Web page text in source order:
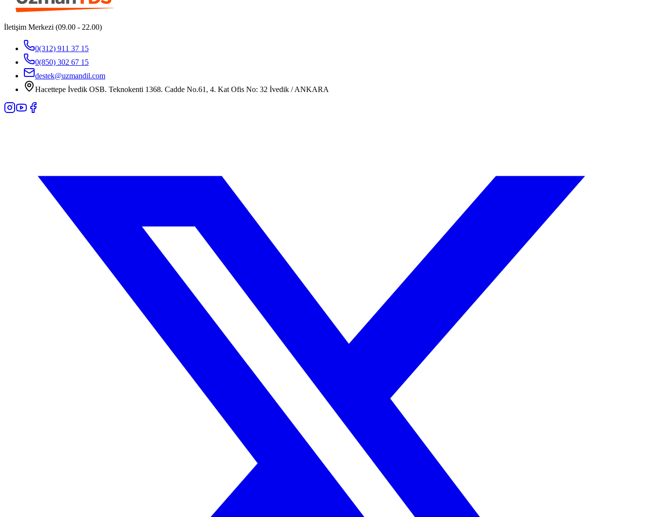
İletişim Merkezi (09.00 - 22.00)
0(312) 911 37 15
0(850) 302 67 15
destek@uzmandil.com
Hacettepe İvedik OSB. Teknokenti 1368. Cadde No.61, 4. Kat Ofis No: 32 İvedik / ANKARA